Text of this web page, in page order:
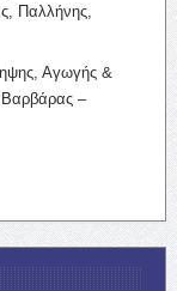
Παλλήνης,
Αγωγής &
Βαρβάρας –